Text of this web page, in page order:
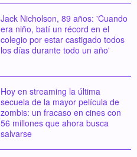
Jack Nicholson, 89 años: 'Cuando
era niño, batí un récord en el
colegio por estar castigado todos
los días durante todo un año'
Hoy en streaming la última
secuela de la mayor película de
zombis: un fracaso en cines con
56 millones que ahora busca
salvarse